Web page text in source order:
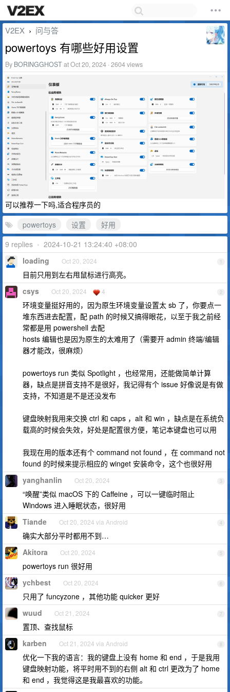
V2EX › 问与答
powertoys 有哪些好用设置
By BORINGGHOSTat Oct 20, 2024 · 2604 views
可以推荐一下吗,适合程序员的
powertoys
设置
好用
9 replies • 2024-10-21 13:24:40 +08:00
1
loading Oct 20, 2024
目前只用到左右甩鼠标进行高亮。
2
csys Oct 20, 2024 4
环境变量挺好用的，因为原生环境变量设置太 sb 了，你要点一
堆东西进去配置，配 path 的时候又搞得眼花，以至于我之前经
常都是用 powershell 去配
hosts 编辑也是因为原生的太难用了（需要开 admin 终端/编辑
器才能改，很麻烦）
powertoys run 类似 Spotlight ，也经常用，还能做简单计算
器，缺点是拼音支持不是很好，我记得有个 issue 好像说是有做
支持，不知道是不是还没发布
键盘映射我用来交换 ctrl 和 caps ，alt 和 win ，缺点是在系统负
载高的时候会失效，好处是配置很方便，笔记本键盘也可以用
我现在用的版本还有个 command not found ，在 command not
found 的时候来提示相应的 winget 安装命令，这个也很好用
3
yanghanlin Oct 20, 2024
“唤醒”类似 macOS 下的 Caffeine ，可以一键临时阻止
Windows 进入睡眠状态，很好用
4
Tiande Oct 20, 2024 via Android
确实大部分平时都用不到…
5
Akitora Oct 20, 2024
powertoys run 很好用
6
ychbest Oct 20, 2024
只用了 funcyzone ，其他功能 quicker 更好
7
wuud Oct 21, 2024
置顶、查找鼠标
8
karben Oct 21, 2024 via Android
优化一下我的语言：我的键盘上没有 home 和 end ，于是我用
键盘映射功能，将平时用不到的右侧 alt 和 ctrl 更改为了 home
和 end ，我觉得这是我最喜欢的功能。